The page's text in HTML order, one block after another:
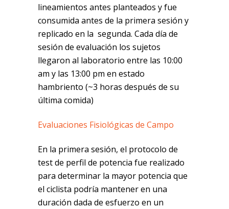
lineamientos antes planteados y fue
consumida antes de la primera sesión y
replicado en la segunda. Cada día de
sesión de evaluación los sujetos
llegaron al laboratorio entre las 10:00
am y las 13:00 pm en estado
hambriento (~3 horas después de su
última comida)
Evaluaciones Fisiológicas de Campo
En la primera sesión, el protocolo de
test de perfil de potencia fue realizado
para determinar la mayor potencia que
el ciclista podría mantener en una
duración dada de esfuerzo en un